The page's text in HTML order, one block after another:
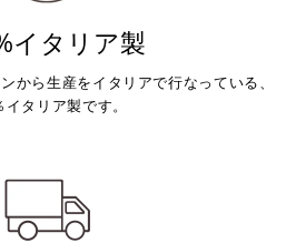
イタリア製
から生産をイタリアで行なっている、
イタリア製です。